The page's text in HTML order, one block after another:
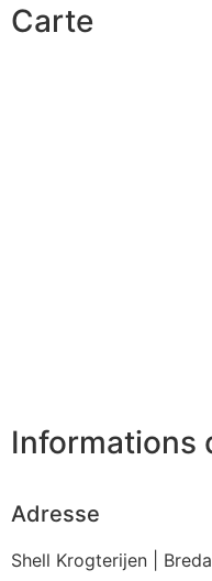
Carte
Informations
Adresse
Shell Krogterijen | Breda